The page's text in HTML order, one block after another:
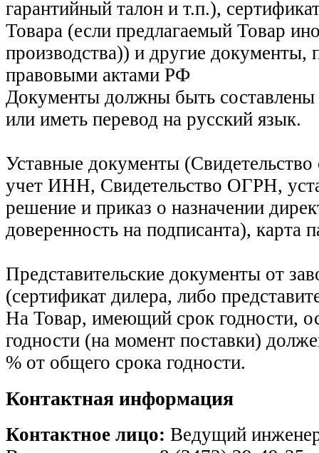
гарантийный талон и т.п.),
Товара (если предлагаемый Товар
производства)) и другие документы,
правовыми актами РФ
Документы должны быть составлены
или иметь перевод на русский язык.
Уставные документы (Свидетельство
учет ИНН, Свидетельство ОГРН,
решение и приказ о назначении
доверенность на подписанта), карта
Представительские документы от
(сертификат дилера, либо
На Товар, имеющий срок годности,
годности (на момент поставки)
% от общего срока годности.
Контактная информация
Контактное лицо: Ведущий